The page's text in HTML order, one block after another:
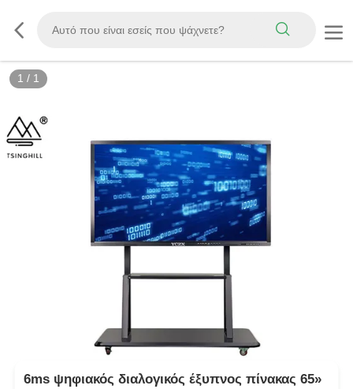
1 / 1
6ms ψηφιακός διαλογικός έξυπνος πίνακας 65»